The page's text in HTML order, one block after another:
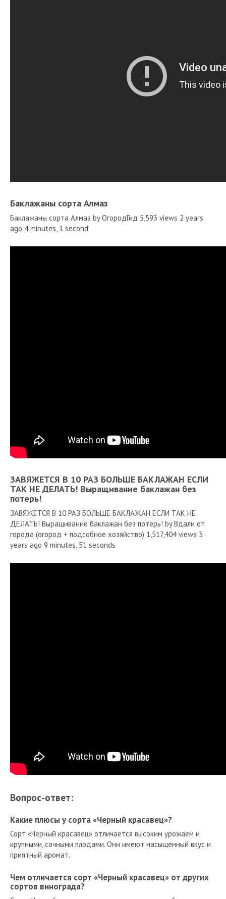
Баклажаны сорта Алмаз
Баклажаны сорта Алмаз by ОгородГид 5,593 views 2 years
ago 4 minutes, 1 second
ЗАВЯЖЕТСЯ В 10 РАЗ БОЛЬШЕ БАКЛАЖАН ЕСЛИ
ТАК НЕ ДЕЛАТЬ! Выращивание баклажан без
потерь!
ЗАВЯЖЕТСЯ В 10 РАЗ БОЛЬШЕ БАКЛАЖАН ЕСЛИ ТАК НЕ
ДЕЛАТЬ! Выращивание баклажан без потерь! by Вдали от
города (огород + подсобное хозяйство) 1,517,404 views 3
years ago 9 minutes, 51 seconds
Вопрос-ответ:
Какие плюсы у сорта «Черный красавец»?
Сорт «Черный красавец» отличается высоким урожаем и
крупными, сочными плодами. Они имеют насыщенный вкус и
приятный аромат.
Чем отличается сорт «Черный красавец» от других
сортов винограда?